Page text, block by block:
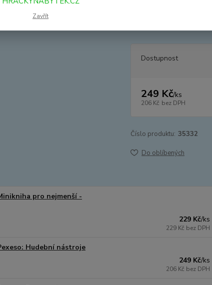
Dostupnost
249 Kč/ks
206 Kč bez DPH
Číslo produktu: 35332
Do oblíbených
pro nejmenší -
229 Kč/ks
229 Kč bez DPH
Hudební nástroje
249 Kč/ks
206 Kč bez DPH
Zavřít